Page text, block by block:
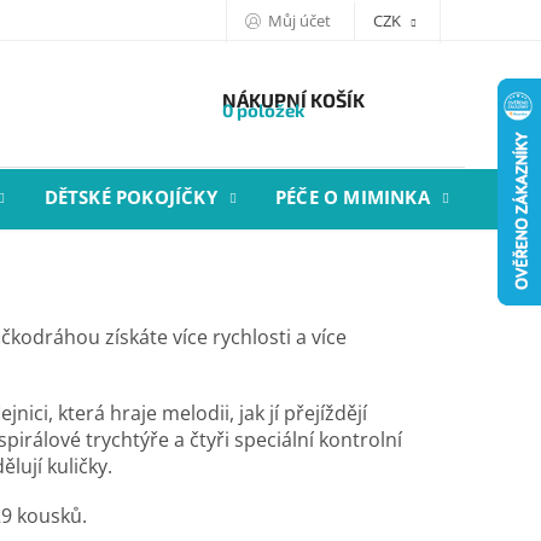
Můj účet CZK
NÁKUPNÍ KOŠÍK
0 položek
DĚTSKÉ POKOJÍČKY PÉČE O MIMINKA
získáte více rychlosti a více
která hraje melodii, jak jí přejíždějí
trychtýře a čtyři speciální kontrolní
kuličky.
kousků.